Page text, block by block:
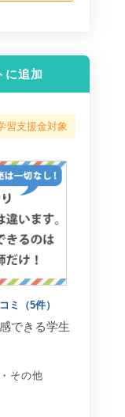
に追加
習支援金対象
ミ（5件）
できる学生
・ その他